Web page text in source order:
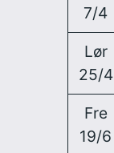
7/4
Lør
25/4
Fre
19/6